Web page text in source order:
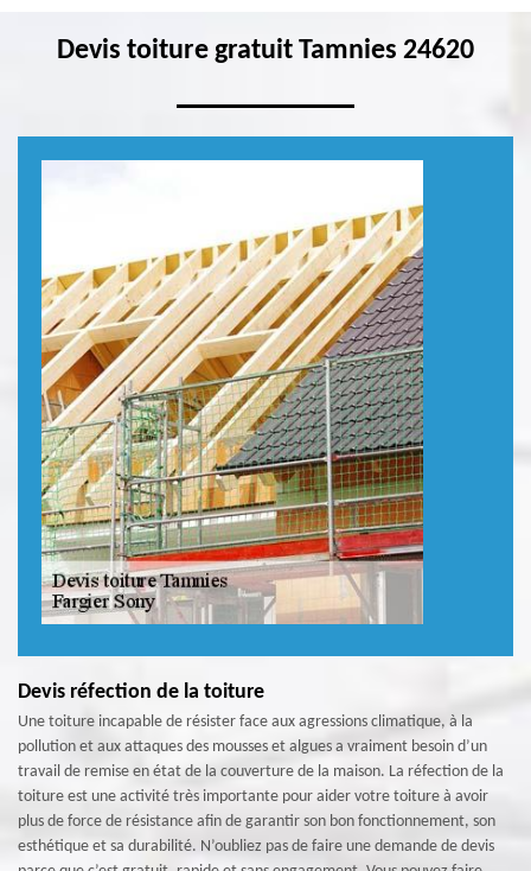
Devis toiture gratuit Tamnies 24620
Devis réfection de la toiture
Une toiture incapable de résister face aux agressions climatique, à la
pollution et aux attaques des mousses et algues a vraiment besoin d’un
travail de remise en état de la couverture de la maison. La réfection de la
toiture est une activité très importante pour aider votre toiture à avoir
plus de force de résistance afin de garantir son bon fonctionnement, son
esthétique et sa durabilité. N’oubliez pas de faire une demande de devis